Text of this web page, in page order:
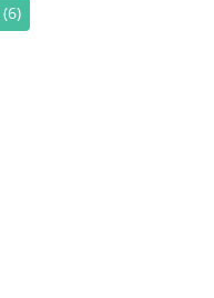
(6)